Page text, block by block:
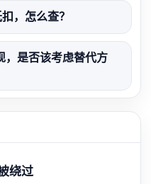
，怎么查？
，是否该考虑替代方
绕过